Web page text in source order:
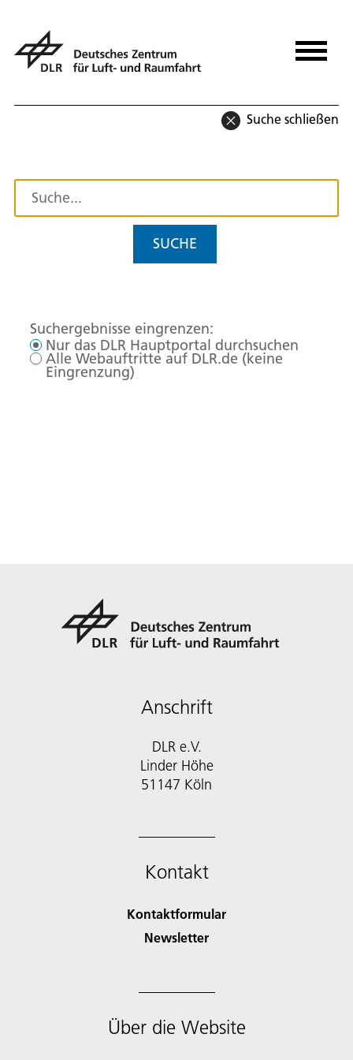
Suche schließen
SUCHE
Suchergebnisse eingrenzen:
Nur das DLR Hauptportal durchsuchen
Alle Webauftritte auf DLR.de (keine
Eingrenzung)
Anschrift
DLR e.V.
Linder Höhe
51147 Köln
Kontakt
Kontaktformular
Newsletter
Über die Website